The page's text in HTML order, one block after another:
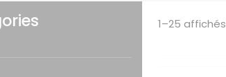
1–25 affichés